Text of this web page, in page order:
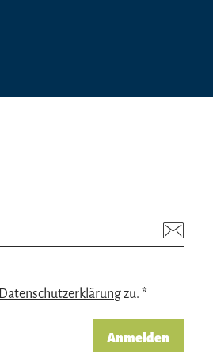
Datenschutzerklärungzu. *
Anmelden